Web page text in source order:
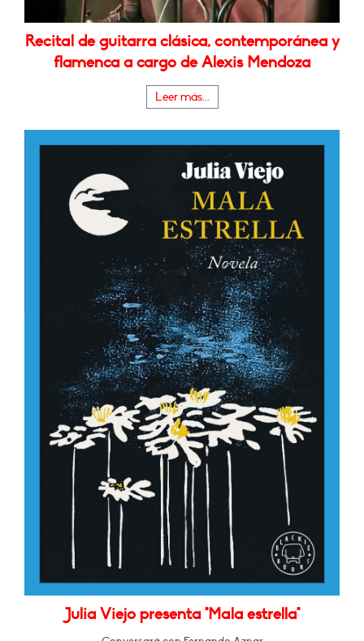
Recital de guitarra clásica, contemporánea y
flamenca a cargo de Alexis Mendoza
Leer más...
Julia Viejo presenta "Mala estrella"